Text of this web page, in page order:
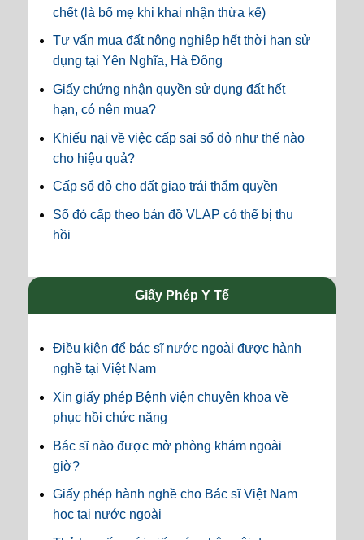
chết (là bố mẹ khi khai nhận thừa kế)
Tư vấn mua đất nông nghiệp hết thời hạn sử
dụng tại Yên Nghĩa, Hà Đông
Giấy chứng nhận quyền sử dụng đất hết
hạn, có nên mua?
Khiếu nại về việc cấp sai sổ đỏ như thế nào
cho hiệu quả?
Cấp sổ đỏ cho đất giao trái thẩm quyền
Sổ đỏ cấp theo bản đồ VLAP có thể bị thu
hồi
Giấy Phép Y Tế
Điều kiện để bác sĩ nước ngoài được hành
nghề tại Việt Nam
Xin giấy phép Bệnh viện chuyên khoa về
phục hồi chức năng
Bác sĩ nào được mở phòng khám ngoài
giờ?
Giấy phép hành nghề cho Bác sĩ Việt Nam
học tại nước ngoài